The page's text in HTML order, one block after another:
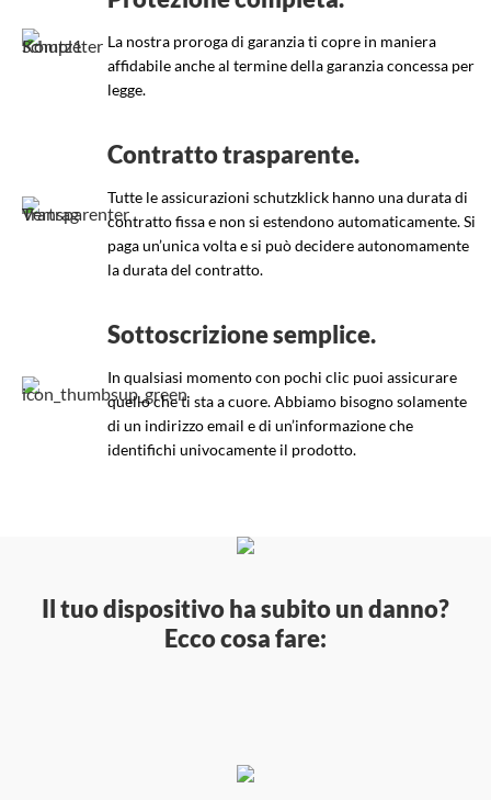
La nostra proroga di garanzia ti copre in maniera
affidabile anche al termine della garanzia concessa per
legge.
Contratto trasparente.
Tutte le assicurazioni schutzklick hanno una durata di
contratto fissa e non si estendono automaticamente. Si
paga un’unica volta e si può decidere autonomamente
la durata del contratto.
Sottoscrizione semplice.
In qualsiasi momento con pochi clic puoi assicurare
quello che ti sta a cuore. Abbiamo bisogno solamente
di un indirizzo email e di un’informazione che
identifichi univocamente il prodotto.
Il tuo dispositivo ha subito un danno?
Ecco cosa fare: